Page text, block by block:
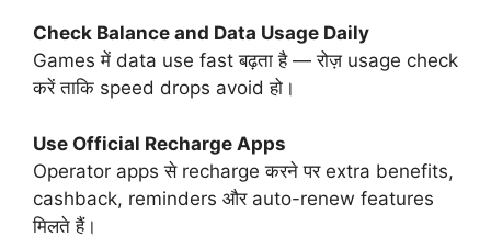
Check Balance and Data Usage Daily
Games में data use fast बढ़ता है — रोज़ usage check
करें ताकि speed drops avoid हो।
Use Official Recharge Apps
Operator apps से recharge करने पर extra benefits,
cashback, reminders और auto-renew features
मिलते हैं।